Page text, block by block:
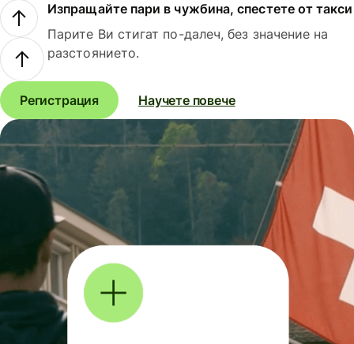
Изпращайте пари в чужбина, спестете от такси
Парите Ви стигат по-далеч, без значение на
разстоянието.
Регистрация Научете повече